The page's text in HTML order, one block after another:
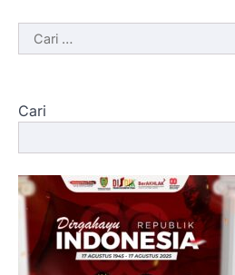
Cari
untuk:
Cari